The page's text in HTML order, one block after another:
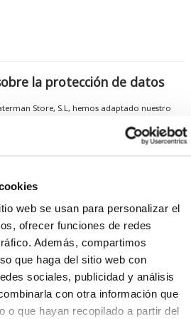
web se usan para personalizar el
ofrecer funciones de redes
Además, compartimos
que haga del sitio web con
sociales, publicidad y análisis
con otra información que
o que hayan recopilado a partir del
la protección de datos
Store, S.L, hemos adaptado nuestro
de 2016, de Protección De Datos de Carácter
nuestra organización y son titulares de los
de seguridad cuyas actividades de
un registro de actividades responsabilidad
a disposición de la Agencia Española de
de la normativa, la información básica
mediante este formulario es la